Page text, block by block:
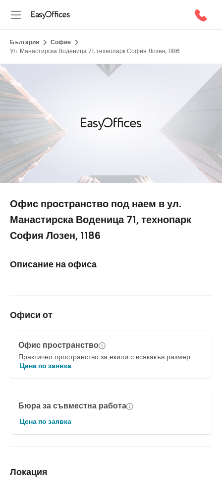
България
София
Ул. Манастирска Воденица 71, технопарк София Лозен, 1186
Офис пространство под наем в ул.
Манастирска Воденица 71, технопарк
София Лозен, 1186
Описание на офиса
Офиси от
Офис пространство
Практично пространство за екипи с всякакъв размер
Цена по заявка
Бюра за съвместна работа
Цена по заявка
Локация